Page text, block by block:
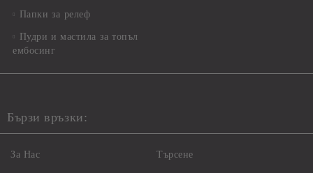
Папки за релеф
Пудри и мастила за топъл
ембосинг
Бързи връзки:
За Нас Търсене